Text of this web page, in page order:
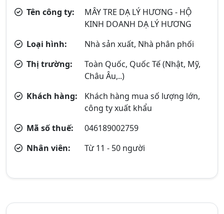
Tên công ty:
MÂY TRE DẠ LÝ HƯƠNG - HỘ
KINH DOANH DẠ LÝ HƯƠNG
Loại hình:
Nhà sản xuất, Nhà phân phối
Thị trường:
Toàn Quốc, Quốc Tế (Nhật, Mỹ,
Châu Âu,..)
Khách hàng:
Khách hàng mua số lượng lớn,
công ty xuất khẩu
Mã số thuế:
046189002759
Nhân viên:
Từ 11 - 50 người